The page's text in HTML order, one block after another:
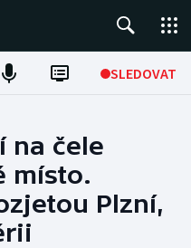
SLEDOVAT
na čele
místo.
Plzní,